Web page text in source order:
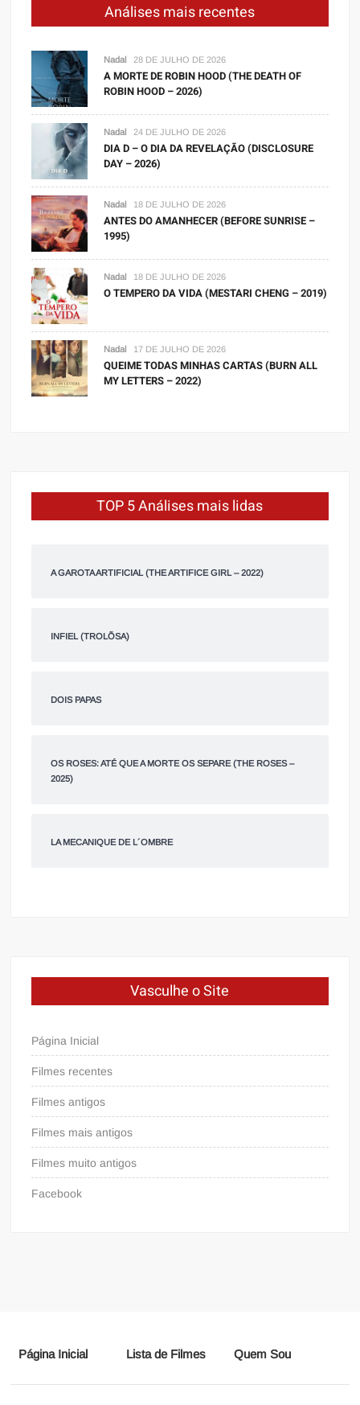
Análises mais recentes
Nadal 28 DE JULHO DE 2026
A MORTE DE ROBIN HOOD (THE DEATH OF
ROBIN HOOD – 2026)
Nadal 24 DE JULHO DE 2026
DIA D – O DIA DA REVELAÇÃO (DISCLOSURE
DAY – 2026)
Nadal 18 DE JULHO DE 2026
ANTES DO AMANHECER (BEFORE SUNRISE –
1995)
Nadal 18 DE JULHO DE 2026
O TEMPERO DA VIDA (MESTARI CHENG – 2019)
Nadal 17 DE JULHO DE 2026
QUEIME TODAS MINHAS CARTAS (BURN ALL
MY LETTERS – 2022)
TOP 5 Análises mais lidas
A GAROTA ARTIFICIAL (THE ARTIFICE GIRL – 2022)
INFIEL (TROLÕSA)
DOIS PAPAS
OS ROSES: ATÉ QUE A MORTE OS SEPARE (THE ROSES –
2025)
LA MECANIQUE DE L´OMBRE
Vasculhe o Site
Página Inicial
Filmes recentes
Filmes antigos
Filmes mais antigos
Filmes muito antigos
Facebook
Página Inicial Lista de Filmes Quem Sou